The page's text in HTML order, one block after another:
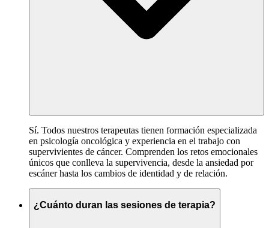
Sí. Todos nuestros terapeutas tienen formación especializada
en psicología oncológica y experiencia en el trabajo con
supervivientes de cáncer. Comprenden los retos emocionales
únicos que conlleva la supervivencia, desde la ansiedad por
escáner hasta los cambios de identidad y de relación.
¿Cuánto duran las sesiones de terapia?